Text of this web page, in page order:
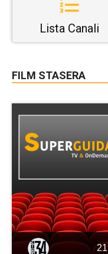
Lista Canali
FILM STASERA